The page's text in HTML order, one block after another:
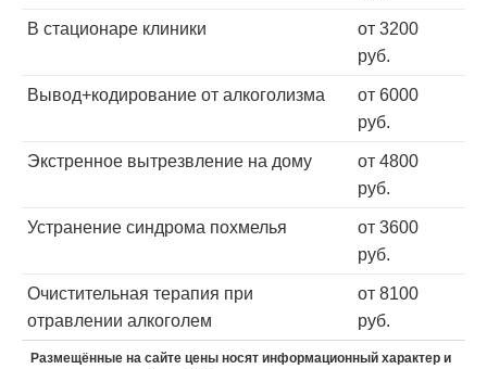
В стационаре клиники
от 3200
руб.
Вывод+кодирование от алкоголизма
от 6000
руб.
Экстренное вытрезвление на дому
от 4800
руб.
Устранение синдрома похмелья
от 3600
руб.
Очистительная терапия при
отравлении алкоголем
от 8100
руб.
Размещённые на сайте цены носят информационный характер и